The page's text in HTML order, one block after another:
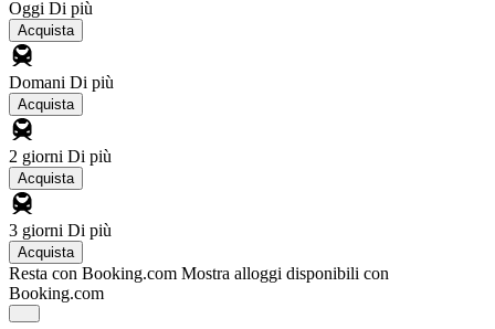
Oggi Di più
Acquista
Domani Di più
Acquista
2 giorni Di più
Acquista
3 giorni Di più
Acquista
Resta con Booking.com Mostra alloggi disponibili con
Booking.com